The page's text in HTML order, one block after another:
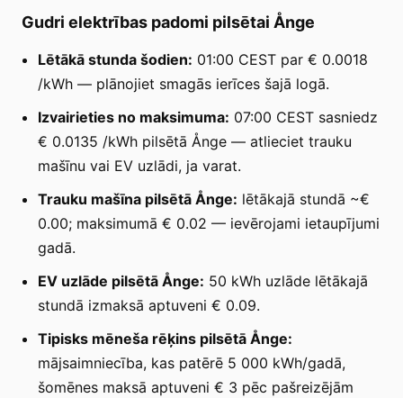
Gudri elektrības padomi pilsētai Ånge
Lētākā stunda šodien: 01:00 CEST par € 0.0018
/kWh — plānojiet smagās ierīces šajā logā.
Izvairieties no maksimuma: 07:00 CEST sasniedz
€ 0.0135 /kWh pilsētā Ånge — atlieciet trauku
mašīnu vai EV uzlādi, ja varat.
Trauku mašīna pilsētā Ånge: lētākajā stundā ~€
0.00; maksimumā € 0.02 — ievērojami ietaupījumi
gadā.
EV uzlāde pilsētā Ånge: 50 kWh uzlāde lētākajā
stundā izmaksā aptuveni € 0.09.
Tipisks mēneša rēķins pilsētā Ånge:
mājsaimniecība, kas patērē 5 000 kWh/gadā,
šomēnes maksā aptuveni € 3 pēc pašreizējām